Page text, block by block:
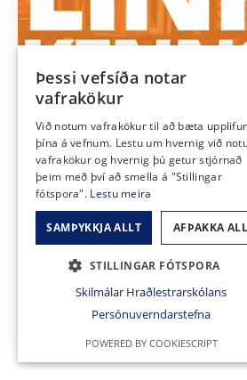
3 vikna
- Aðhaldsferli með -
fyrir alla!
>> Fjarnámskeiðið - HRAÐLESTUR -
Skráning í gangi!
Þessi vefsíða notar
vafrakökur
Við notum vafrakökur til að bæta
þína á vefnum. Lestu um hvernig við
vafrakökur og hvernig þú getur stjórnað
þeim með því að smella á "Stillingar
fótspora". Lestu meira
SAMÞYKKJA ALLT AFÞAKKA
STILLINGAR FÓTSPORA
Skilmálar Hraðlestrarskólans
Persónuverndarstefna
POWERED BY COOKIESCRIPT